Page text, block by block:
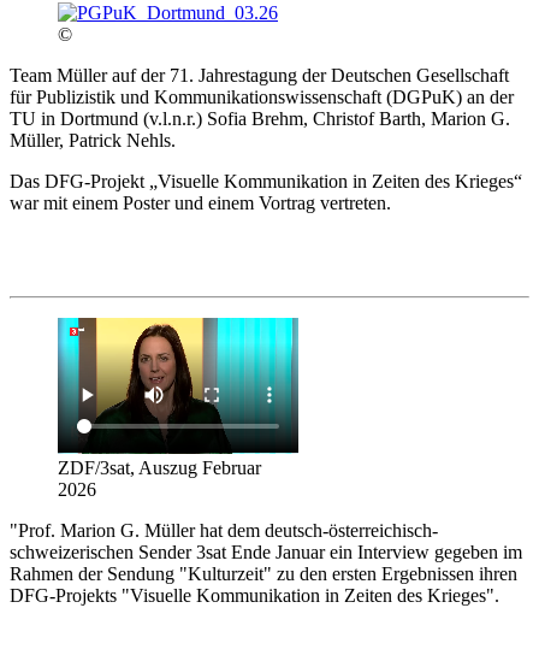
©
Team Müller auf der 71. Jahrestagung der Deutschen Gesellschaft
für Publizistik und Kommunikationswissenschaft (DGPuK) an der
TU in Dortmund (v.l.n.r.) Sofia Brehm, Christof Barth, Marion G.
Müller, Patrick Nehls.
Das DFG-Projekt „Visuelle Kommunikation in Zeiten des Krieges“
war mit einem Poster und einem Vortrag vertreten.
ZDF/3sat, Auszug Februar
2026
"Prof. Marion G. Müller hat dem deutsch-österreichisch-
schweizerischen Sender 3sat Ende Januar ein Interview gegeben im
Rahmen der Sendung "Kulturzeit" zu den ersten Ergebnissen ihren
DFG-Projekts "Visuelle Kommunikation in Zeiten des Krieges".